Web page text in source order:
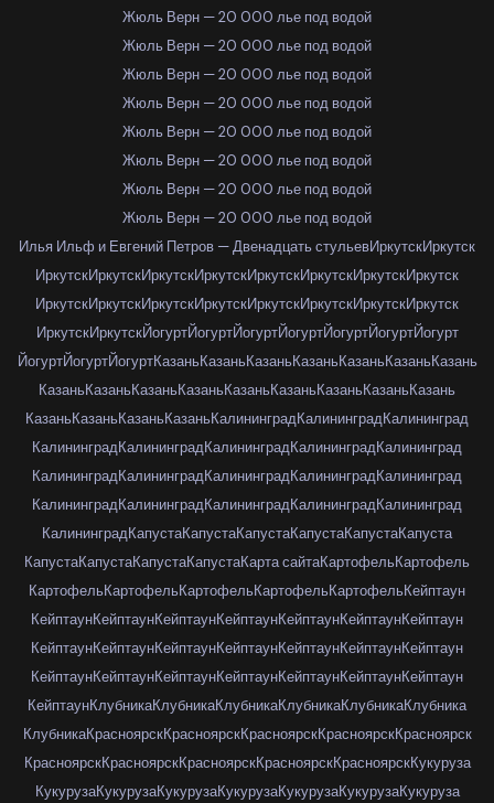
Жюль Верн — 20 000 лье под водой
Жюль Верн — 20 000 лье под водой
Жюль Верн — 20 000 лье под водой
Жюль Верн — 20 000 лье под водой
Жюль Верн — 20 000 лье под водой
Жюль Верн — 20 000 лье под водой
Жюль Верн — 20 000 лье под водой
Жюль Верн — 20 000 лье под водой
Илья Ильф и Евгений Петров — Двенадцать стульевИркутскИркутск
ИркутскИркутскИркутскИркутскИркутскИркутскИркутскИркутск
ИркутскИркутскИркутскИркутскИркутскИркутскИркутскИркутск
ИркутскИркутскЙогуртЙогуртЙогуртЙогуртЙогуртЙогуртЙогурт
ЙогуртЙогуртЙогуртКазаньКазаньКазаньКазаньКазаньКазаньКазань
КазаньКазаньКазаньКазаньКазаньКазаньКазаньКазаньКазань
КазаньКазаньКазаньКазаньКалининградКалининградКалининград
КалининградКалининградКалининградКалининградКалининград
КалининградКалининградКалининградКалининградКалининград
КалининградКалининградКалининградКалининградКалининград
КалининградКапустаКапустаКапустаКапустаКапустаКапуста
КапустаКапустаКапустаКапустаКарта сайтаКартофельКартофель
КартофельКартофельКартофельКартофельКартофельКейптаун
КейптаунКейптаунКейптаунКейптаунКейптаунКейптаунКейптаун
КейптаунКейптаунКейптаунКейптаунКейптаунКейптаунКейптаун
КейптаунКейптаунКейптаунКейптаунКейптаунКейптаунКейптаун
КейптаунКлубникаКлубникаКлубникаКлубникаКлубникаКлубника
КлубникаКрасноярскКрасноярскКрасноярскКрасноярскКрасноярск
КрасноярскКрасноярскКрасноярскКрасноярскКрасноярскКукуруза
КукурузаКукурузаКукурузаКукурузаКукурузаКукурузаКукуруза